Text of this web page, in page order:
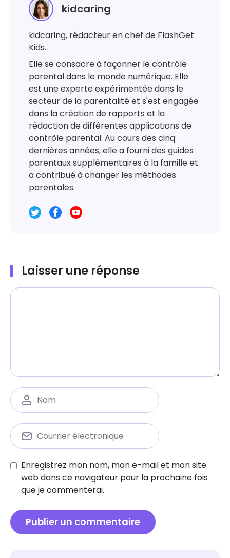
kidcaring
kidcaring, rédacteur en chef de FlashGet
Kids.
Elle se consacre à façonner le contrôle
parental dans le monde numérique. Elle
est une experte expérimentée dans le
secteur de la parentalité et s'est engagée
dans la création de rapports et la
rédaction de différentes applications de
contrôle parental. Au cours des cinq
dernières années, elle a fourni des guides
parentaux supplémentaires à la famille et
a contribué à changer les méthodes
parentales.
Laisser une réponse
Enregistrez mon nom, mon e-mail et mon site
web dans ce navigateur pour la prochaine fois
que je commenterai.